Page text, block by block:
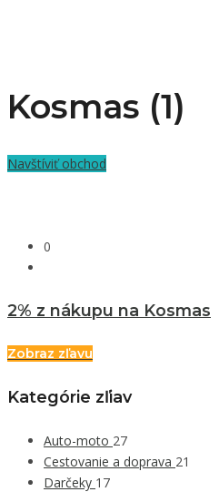
Kosmas (1)
Navštíviť obchod
0
2% z nákupu na Kosmas
Zobraz zľavu
Kategórie zľiav
Auto-moto 27
Cestovanie a doprava 21
Darčeky 17